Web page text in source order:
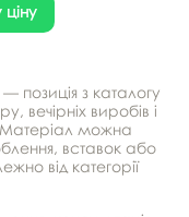
ціну
— позиція з каталогу
вечірніх виробів і
Матеріал можна
вставок або
від категорії